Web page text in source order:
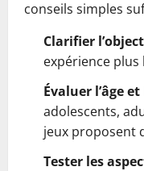
conseils simples
Clarifier
expérience
Évaluer l’âge
adolescents,
jeux proposent
Tester les